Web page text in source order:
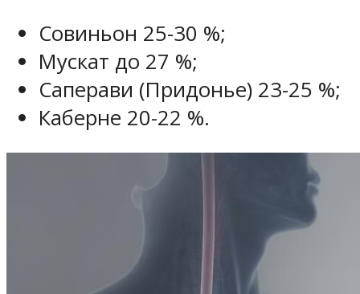
Совиньон 25-30 %;
Мускат до 27 %;
Саперави (Придонье) 23-25 %;
Каберне 20-22 %.